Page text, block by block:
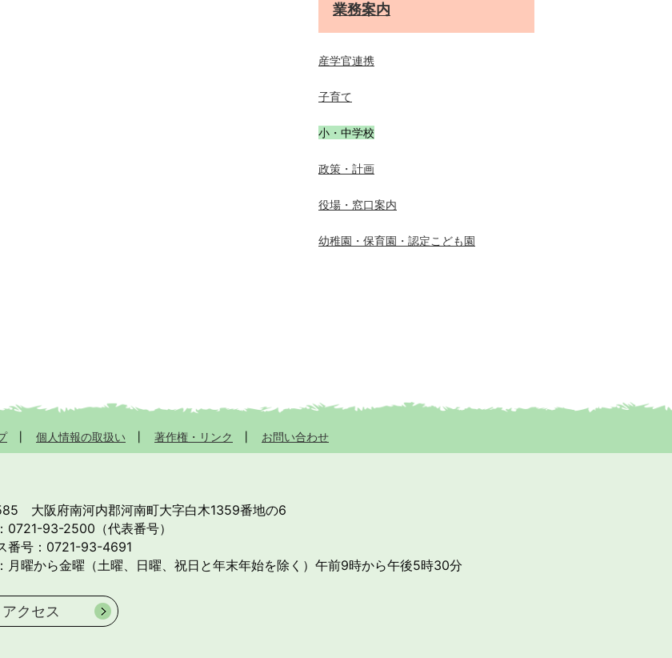
業務案内
産学官連携
子育て
小・中学校
政策・計画
役場・窓口案内
幼稚園・保育園・認定こども園
個人情報の取扱い 著作権・リンク お問い合わせ
大阪府南河内郡河南町大字白木1359番地の6
0721-93-2500（代表番号）
番号：0721-93-4691
月曜から金曜（土曜、日曜、祝日と年末年始を除く）午前9時から午後5時30分
アクセス